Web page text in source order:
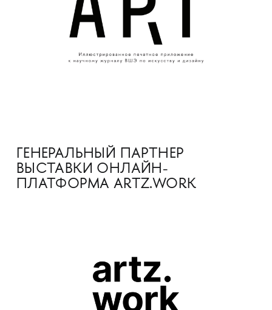
ГЕНЕРАЛЬНЫЙ ПАРТНЕР
ВЫСТАВКИ ОНЛАЙН-
ПЛАТФОРМА ARTZ.WORK